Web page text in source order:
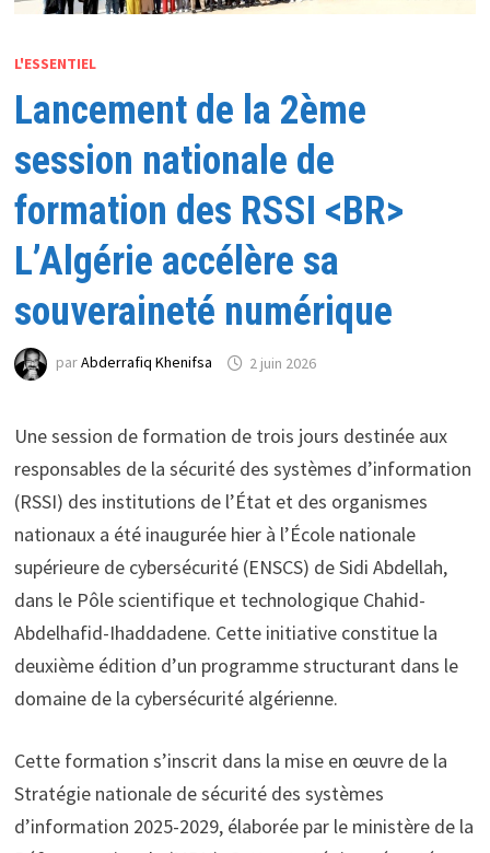
L'ESSENTIEL
Lancement de la 2ème
session nationale de
formation des RSSI <BR>
L’Algérie accélère sa
souveraineté numérique
parAbderrafiq Khenifsa 2 juin 2026
Une session de formation de trois jours destinée aux
responsables de la sécurité des systèmes d’information
(RSSI) des institutions de l’État et des organismes
nationaux a été inaugurée hier à l’École nationale
supérieure de cybersécurité (ENSCS) de Sidi Abdellah,
dans le Pôle scientifique et technologique Chahid-
Abdelhafid-Ihaddadene. Cette initiative constitue la
deuxième édition d’un programme structurant dans le
domaine de la cybersécurité algérienne.
Cette formation s’inscrit dans la mise en œuvre de la
Stratégie nationale de sécurité des systèmes
d’information 2025-2029, élaborée par le ministère de la